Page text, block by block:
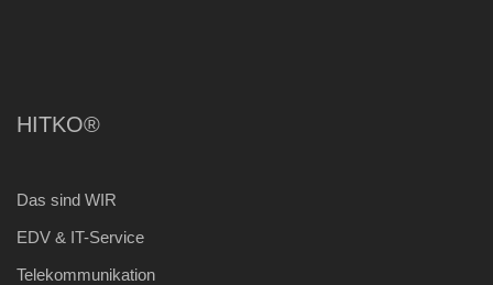
HITKO®
Das sind WIR
EDV & IT-Service
Telekommunikation